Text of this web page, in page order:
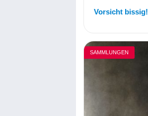
Vorsicht bissig!
SAMMLUNGEN